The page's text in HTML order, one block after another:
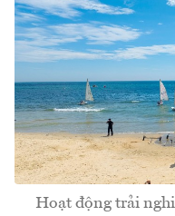
Hoạt động trải